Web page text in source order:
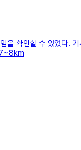
을 확인할 수 있었다.
7~8km